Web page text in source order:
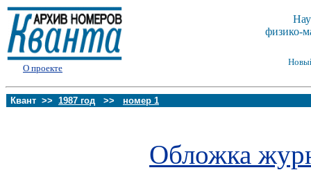
О проекте
физико-
Квант >> 1987 год >> номер 1
Обложка